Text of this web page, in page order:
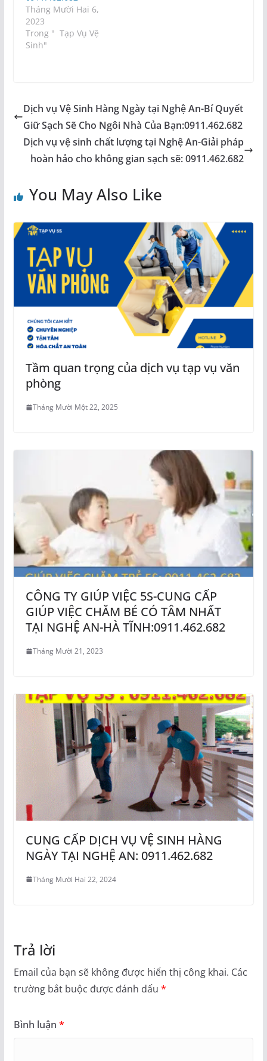
Tháng Mười Hai 6,
2023
Trong " Tạp Vụ Vệ
Sinh"
Dịch vụ Vệ Sinh Hàng Ngày tại Nghệ An-Bí Quyết
Giữ Sạch Sẽ Cho Ngôi Nhà Của Bạn:0911.462.682
Dịch vụ vệ sinh chất lượng tại Nghệ An-Giải pháp
hoàn hảo cho không gian sạch sẽ: 0911.462.682
You May Also Like
Tầm quan trọng của dịch vụ tạp vụ văn
phòng
Tháng Mười Một 22, 2025
CÔNG TY GIÚP VIỆC 5S-CUNG CẤP
GIÚP VIỆC CHĂM BÉ CÓ TÂM NHẤT
TẠI NGHỆ AN-HÀ TĨNH:0911.462.682
Tháng Mười 21, 2023
CUNG CẤP DỊCH VỤ VỆ SINH HÀNG
NGÀY TẠI NGHỆ AN: 0911.462.682
Tháng Mười Hai 22, 2024
Trả lời
Email của bạn sẽ không được hiển thị công khai. Các
trường bắt buộc được đánh dấu *
Bình luận *